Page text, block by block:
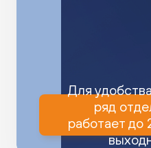
Для
ряд
работает до